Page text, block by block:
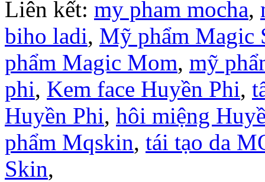
Liên kết: my pham mocha,
biho ladi, Mỹ phẩm Magic
phẩm Magic Mom, mỹ
phi, Kem face Huyền Phi,
Huyền Phi, hôi miệng
phẩm Mqskin, tái tạo da
Skin,